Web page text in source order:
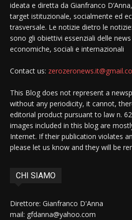
ideata e diretta da Gianfranco
target istituzionale, socialmente ed
trasversale. Le notizie dietro le
sono gli obiettivi essenziali delle
economiche, sociali e internazionali
Contact us:
This Blog does not represent a
without any periodicity, it cannot,
editorial product pursuant to law n.
images included in this blog are
Internet. If their publication violates
please let us know and they will be
CHI SIAMO
Direttore: Gianfranco D'Anna
mail: gfdanna@yahoo.com